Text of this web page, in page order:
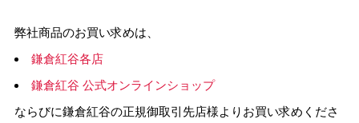
弊社商品のお買い求めは、
鎌倉紅谷各店
鎌倉紅谷 公式オンラインショップ
ならびに鎌倉紅谷の正規御取引先店様よりお買い求めくださ